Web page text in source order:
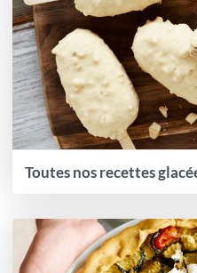
Toutes nos recettes